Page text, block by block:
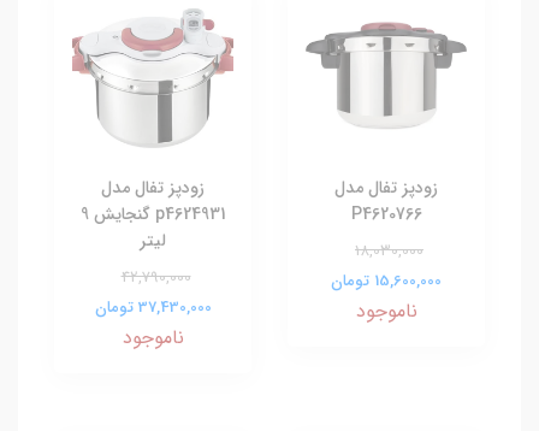
زودپز تفال مدل
P4620766
18,030,000
15,600,000 تومان
ناموجود
زودپز تفال مدل
p4624931 گنجایش 9
لیتر
42,790,000
37,430,000 تومان
ناموجود